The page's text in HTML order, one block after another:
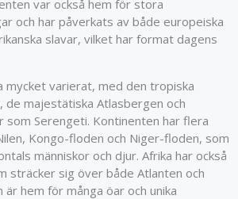
var också hem för stora
och har påverkats av både europeiska
slavar, vilket har format dagens
mycket varierat, med den tropiska
de majestätiska Atlasbergen och
som Serengeti. Kontinenten har flera
Kongo-floden och Niger-floden, som
människor och djur. Afrika har också
sträcker sig över både Atlanten och
är hem för många öar och unika